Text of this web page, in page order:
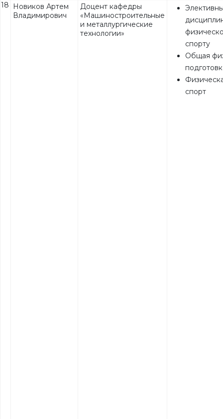
18
Новиков Артем
Владимирович
Доцент кафедры
«Машиностроительные
и металлургические
технологии»
спорту
Общая
спорт